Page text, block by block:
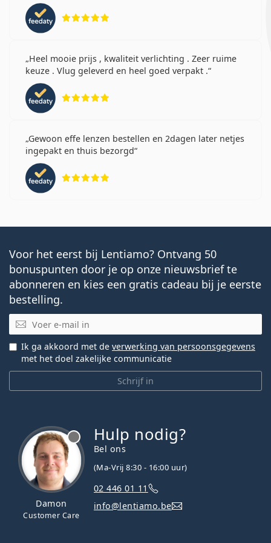
Heel mooie prijs , kwaliteit verlichting . Zeer ruime
keuze . Vlug geleverd en heel goed verpakt .
Gewoon effe lenzen bestellen en 2dagen later netjes
ingepakt en thuis bezorgd
Voor het eerst bij Lentiamo? Ontvang 50
bonuspunten door je op onze nieuwsbrief te
abonneren en kies een gratis cadeau bij je eerste
bestelling.
E-mail
Schrijf in
Ik ga akkoord met de verwerking van persoonsgegevens
met het doel zakelijke communicatie
Damon
Customer Care
Hulp nodig?
Bel ons
(Ma-Vrij 8:30 - 16:00 uur)
02 446 01 11
info@lentiamo.be